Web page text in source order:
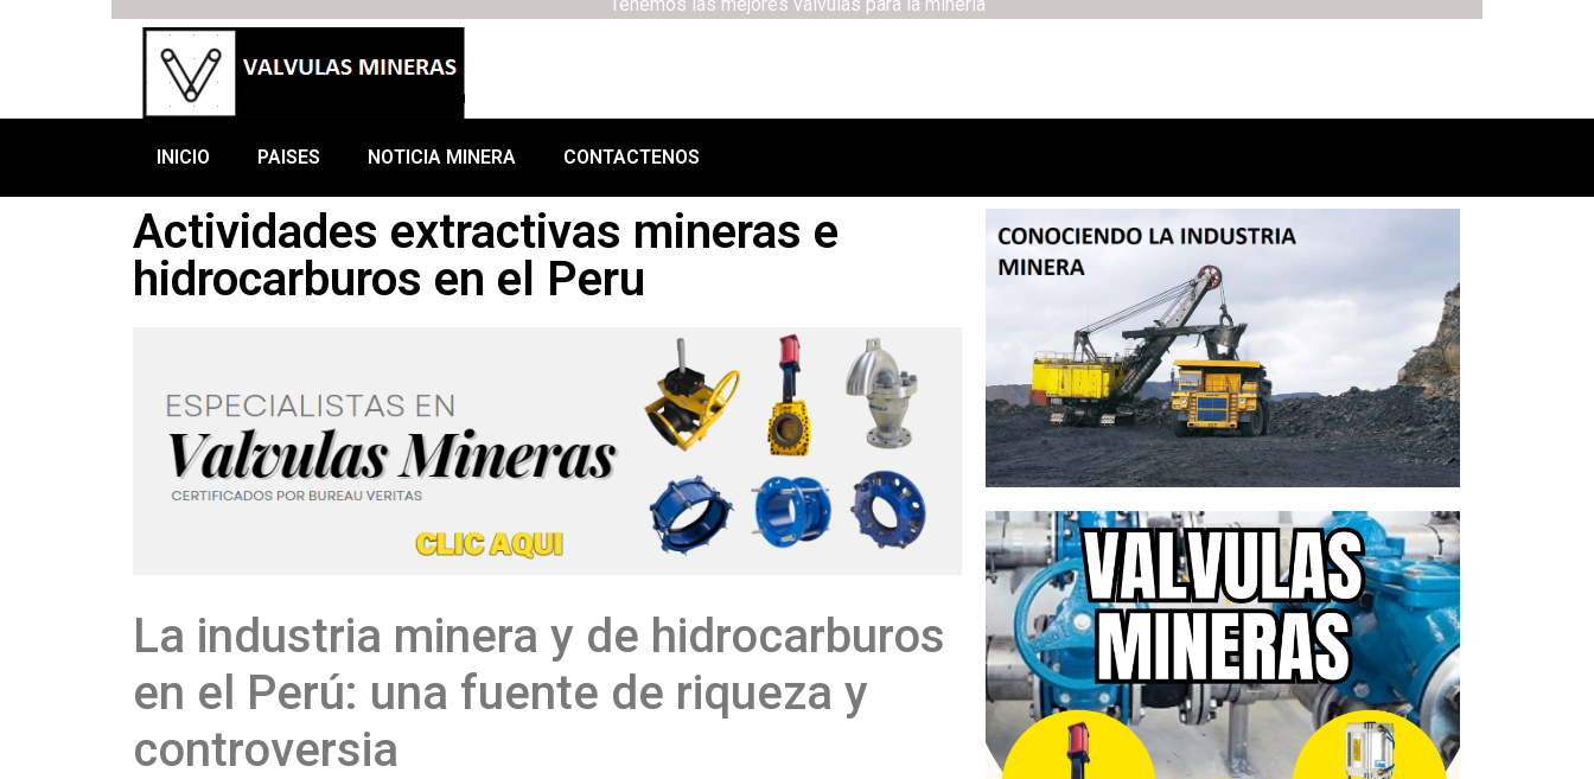
INICIO PAISES NOTICIA MINERA CONTACTENOS
Actividades extractivas mineras e
hidrocarburos en el Peru
La industria minera y de hidrocarburos
en el Perú: una fuente de riqueza y
controversia